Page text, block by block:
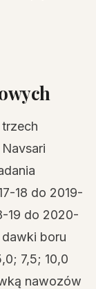
18 do 2019-
19 do 2020-
boru
7,5; 10,0
nawozów